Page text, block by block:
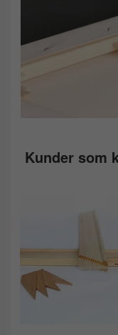
Kunder som